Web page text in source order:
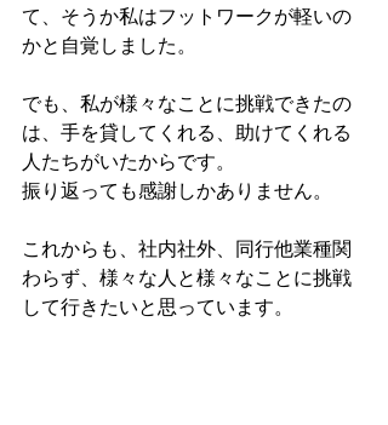
て、そうか私はフットワークが軽いの
かと自覚しました。
でも、私が様々なことに挑戦できたの
は、手を貸してくれる、助けてくれる
人たちがいたからです。
振り返っても感謝しかありません。
これからも、社内社外、同行他業種関
わらず、様々な人と様々なことに挑戦
して行きたいと思っています。